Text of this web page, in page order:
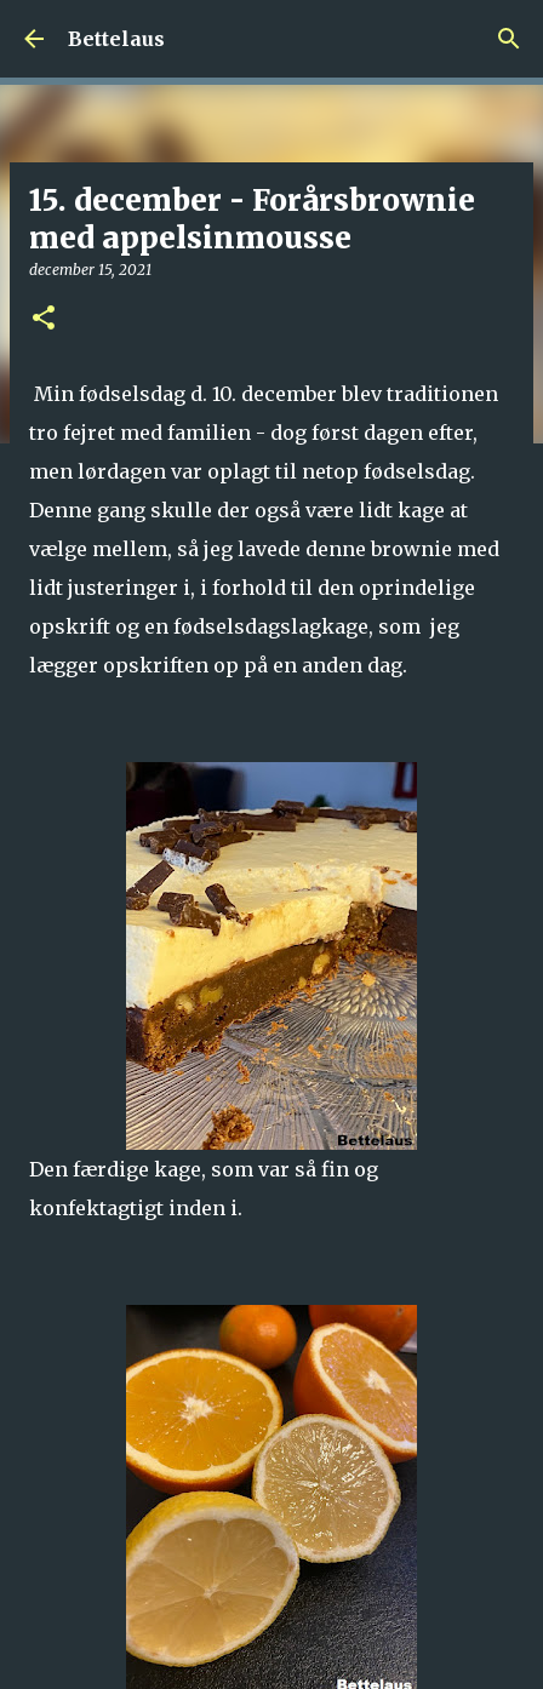
Gå videre til hovedindholdet
Bettelaus
15. december - Forårsbrownie
med appelsinmousse
december 15, 2021
Min fødselsdag d. 10. december blev traditionen
tro fejret med familien - dog først dagen efter,
men lørdagen var oplagt til netop fødselsdag.
Denne gang skulle der også være lidt kage at
vælge mellem, så jeg lavede denne brownie med
lidt justeringer i, i forhold til den oprindelige
opskrift og en fødselsdagslagkage, som jeg
lægger opskriften op på en anden dag.
Den færdige kage, som var så fin og
konfektagtigt inden i.